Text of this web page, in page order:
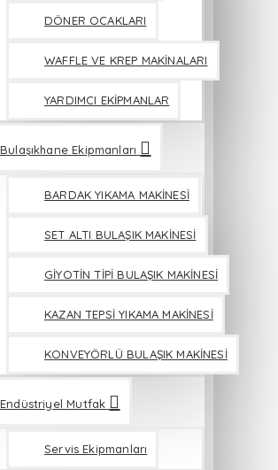
DÖNER OCAKLARI
WAFFLE VE KREP MAKİNALARI
YARDIMCI EKİPMANLAR
Bulaşıkhane Ekipmanları
BARDAK YIKAMA MAKİNESİ
SET ALTI BULAŞIK MAKİNESİ
GİYOTİN TİPİ BULAŞIK MAKİNESİ
KAZAN TEPSİ YIKAMA MAKİNESİ
KONVEYÖRLÜ BULAŞIK MAKİNESİ
Endüstriyel Mutfak
Servis Ekipmanları